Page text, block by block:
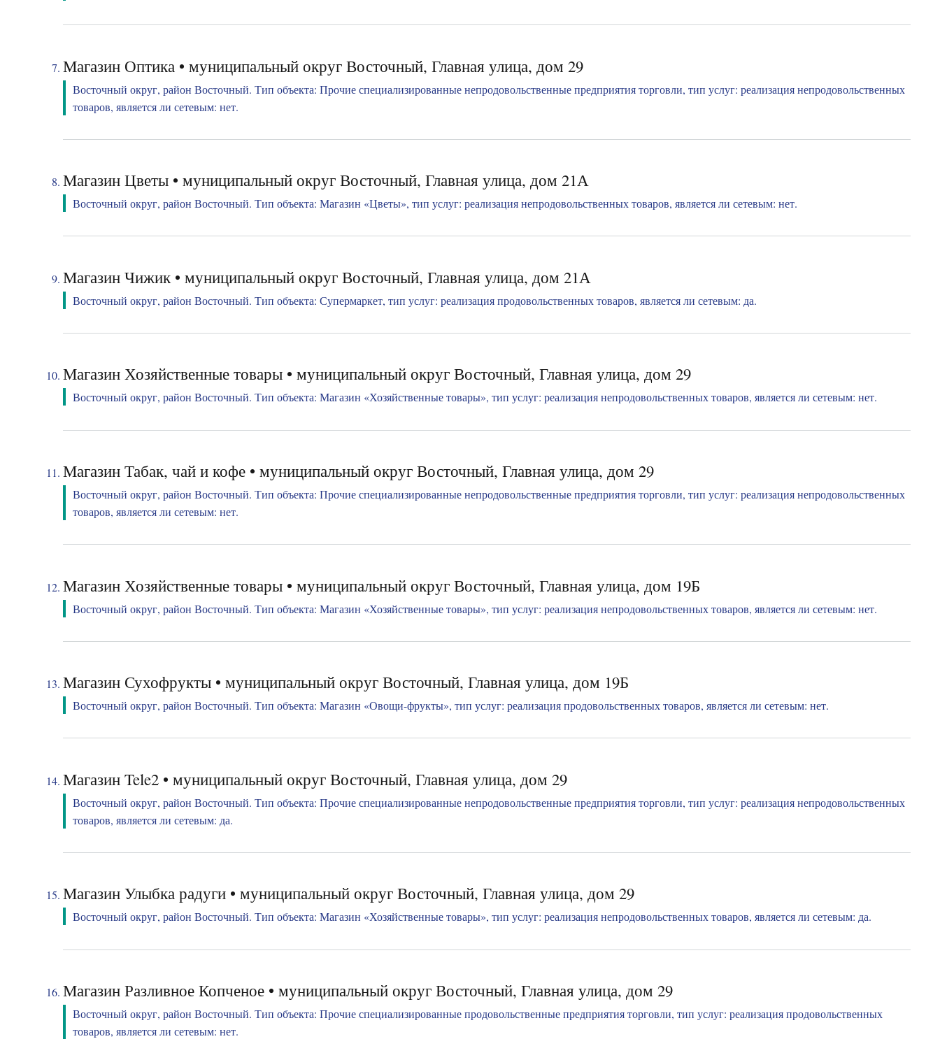
Магазин Оптика • муниципальный округ Восточный, Главная улица, дом 29
Восточный округ, район Восточный. Тип объекта: Прочие специализированные непродовольственные предприятия торговли, тип услуг: реализация непродовольственных
товаров, является ли сетевым: нет.
Магазин Цветы • муниципальный округ Восточный, Главная улица, дом 21А
Восточный округ, район Восточный. Тип объекта: Магазин «Цветы», тип услуг: реализация непродовольственных товаров, является ли сетевым: нет.
Магазин Чижик • муниципальный округ Восточный, Главная улица, дом 21А
Восточный округ, район Восточный. Тип объекта: Супермаркет, тип услуг: реализация продовольственных товаров, является ли сетевым: да.
Магазин Хозяйственные товары • муниципальный округ Восточный, Главная улица, дом 29
Восточный округ, район Восточный. Тип объекта: Магазин «Хозяйственные товары», тип услуг: реализация непродовольственных товаров, является ли сетевым: нет.
Магазин Табак, чай и кофе • муниципальный округ Восточный, Главная улица, дом 29
Восточный округ, район Восточный. Тип объекта: Прочие специализированные непродовольственные предприятия торговли, тип услуг: реализация непродовольственных
товаров, является ли сетевым: нет.
Магазин Хозяйственные товары • муниципальный округ Восточный, Главная улица, дом 19Б
Восточный округ, район Восточный. Тип объекта: Магазин «Хозяйственные товары», тип услуг: реализация непродовольственных товаров, является ли сетевым: нет.
Магазин Сухофрукты • муниципальный округ Восточный, Главная улица, дом 19Б
Восточный округ, район Восточный. Тип объекта: Магазин «Овощи-фрукты», тип услуг: реализация продовольственных товаров, является ли сетевым: нет.
Магазин Tele2 • муниципальный округ Восточный, Главная улица, дом 29
Восточный округ, район Восточный. Тип объекта: Прочие специализированные непродовольственные предприятия торговли, тип услуг: реализация непродовольственных
товаров, является ли сетевым: да.
Магазин Улыбка радуги • муниципальный округ Восточный, Главная улица, дом 29
Восточный округ, район Восточный. Тип объекта: Магазин «Хозяйственные товары», тип услуг: реализация непродовольственных товаров, является ли сетевым: да.
Магазин Разливное Копченое • муниципальный округ Восточный, Главная улица, дом 29
Восточный округ, район Восточный. Тип объекта: Прочие специализированные продовольственные предприятия торговли, тип услуг: реализация продовольственных
товаров, является ли сетевым: нет.